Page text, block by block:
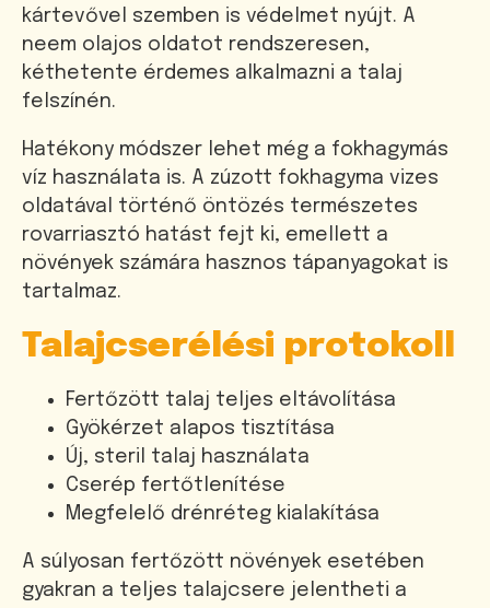
kártevővel szemben is védelmet nyújt. A
neem olajos oldatot rendszeresen,
kéthetente érdemes alkalmazni a talaj
felszínén.
Hatékony módszer lehet még a fokhagymás
víz használata is. A zúzott fokhagyma vizes
oldatával történő öntözés természetes
rovarriasztó hatást fejt ki, emellett a
növények számára hasznos tápanyagokat is
tartalmaz.
Talajcserélési protokoll
Fertőzött talaj teljes eltávolítása
Gyökérzet alapos tisztítása
Új, steril talaj használata
Cserép fertőtlenítése
Megfelelő drénréteg kialakítása
A súlyosan fertőzött növények esetében
gyakran a teljes talajcsere jelentheti a